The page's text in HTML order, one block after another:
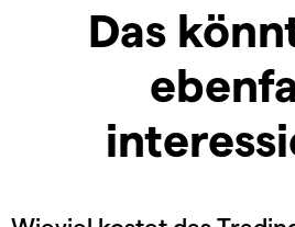
Das